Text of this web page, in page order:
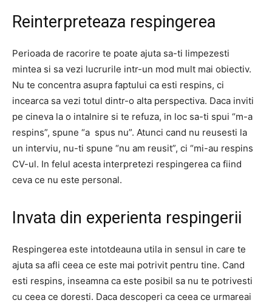
Reinterpreteaza respingerea
Perioada de racorire te poate ajuta sa-ti limpezesti
mintea si sa vezi lucrurile intr-un mod mult mai obiectiv.
Nu te concentra asupra faptului ca esti respins, ci
incearca sa vezi totul dintr-o alta perspectiva. Daca inviti
pe cineva la o intalnire si te refuza, in loc sa-ti spui “m-a
respins”, spune “a spus nu”. Atunci cand nu reusesti la
un interviu, nu-ti spune “nu am reusit”, ci “mi-au respins
CV-ul. In felul acesta interpretezi respingerea ca fiind
ceva ce nu este personal.
Invata din experienta respingerii
Respingerea este intotdeauna utila in sensul in care te
ajuta sa afli ceea ce este mai potrivit pentru tine. Cand
esti respins, inseamna ca este posibil sa nu te potrivesti
cu ceea ce doresti. Daca descoperi ca ceea ce urmareai